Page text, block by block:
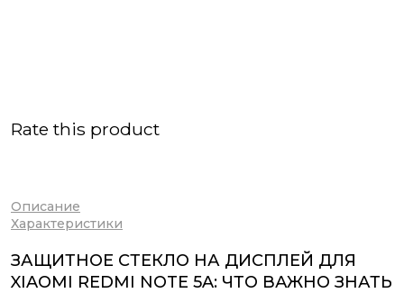
Rate this product
Описание
Характеристики
ЗАЩИТНОЕ СТЕКЛО НА ДИСПЛЕЙ ДЛЯ
XIAOMI REDMI NOTE 5A: ЧТО ВАЖНО ЗНАТЬ